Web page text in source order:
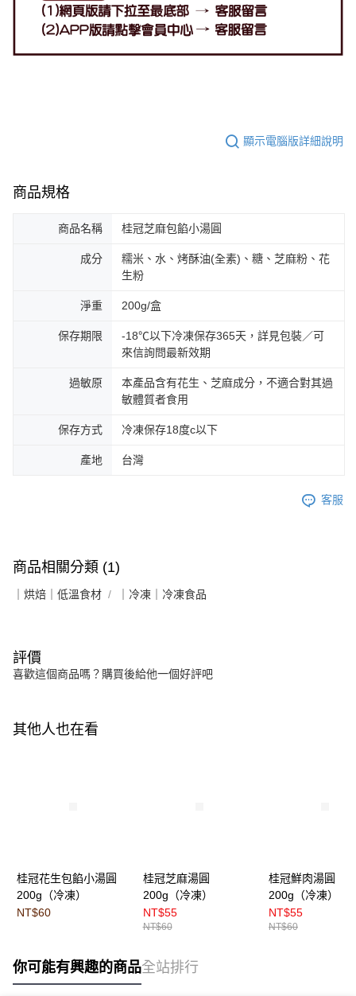
顯示電腦版詳細說明
商品規格
商品名稱 桂冠芝麻包餡小湯圓
成分
糯米、水、烤酥油(全素)、糖、芝麻粉、花
生粉
淨重 200g/盒
保存期限
-18℃以下冷凍保存365天，詳見包裝／可
來信詢問最新效期
過敏原
本產品含有花生、芝麻成分，不適合對其過
敏體質者食用
保存方式 冷凍保存18度c以下
產地 台灣
客服
商品相關分類 (1)
｜烘焙｜低溫食材 ｜冷凍｜冷凍食品
評價
喜歡這個商品嗎？購買後給他一個好評吧
其他人也在看
桂冠花生包餡小湯圓
200g（冷凍）
NT$60
桂冠芝麻湯圓
200g（冷凍）
NT$55
NT$60
桂冠鮮肉湯圓
200g（冷凍）
NT$55
NT$60
你可能有興趣的商品全站排行